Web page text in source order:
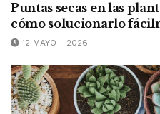
Puntas secas en las
cómo solucionarlo
12 MAYO - 2026